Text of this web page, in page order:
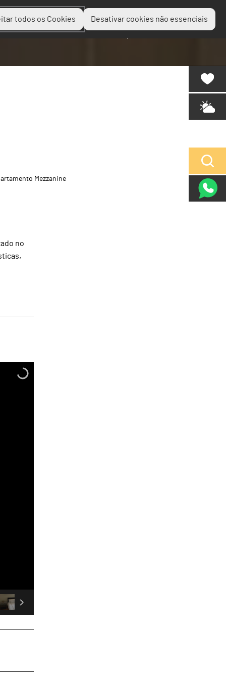
todos os Cookies Desativar cookies não essenciais
Planear Descobrir
Mezzanine
no